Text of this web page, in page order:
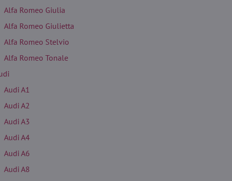
Alfa Romeo Giulia
Alfa Romeo Giulietta
Alfa Romeo Stelvio
Alfa Romeo Tonale
Audi A1
Audi A2
Audi A3
Audi A4
Audi A6
Audi A8